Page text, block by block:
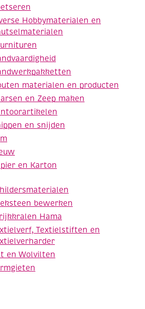
Hobbymaterialen en
materialen en producten
en Zeep maken
en snijden
en Karton
bewerken
Hama
Textielstiften en
en Wolvilten